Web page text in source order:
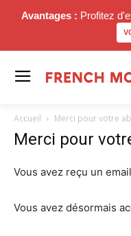
Avantages : Profitez
Accueil Merci pour votre
Merci pour
Vous avez reçu un
Vous avez désormais